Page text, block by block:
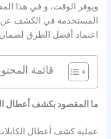
ويوفر الوقت، و في هذا
المستخدمة في الكشف
اعتماد أفضل الطرق
قائمة
ما المقصود بكشف أعطال
عملية كشف أعطال